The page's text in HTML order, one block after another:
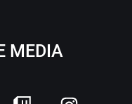
MEDIA